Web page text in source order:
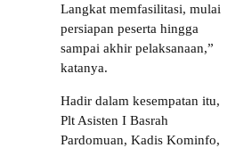
Langkat memfasilitasi, mulai
persiapan peserta hingga
sampai akhir pelaksanaan,”
katanya.
Hadir dalam kesempatan itu,
Plt Asisten I Basrah
Pardomuan, Kadis Kominfo,